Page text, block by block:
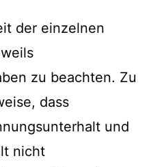
der einzelnen
zu beachten. Zu
dass
und
nicht